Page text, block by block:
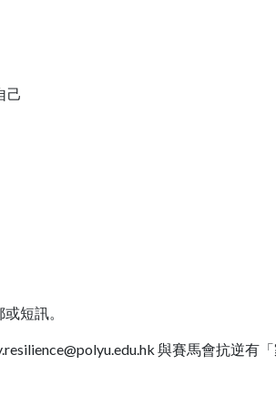
己
短訊。
與賽馬會抗逆有「